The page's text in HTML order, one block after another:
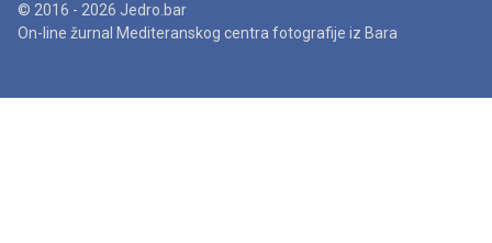
© 2016 - 2026 Jedro.bar
On-line žurnal Mediteranskog centra fotografije iz Bara